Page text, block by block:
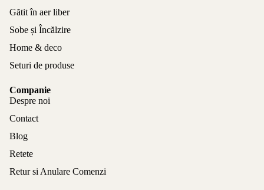
Gătit în aer liber
Sobe și Încălzire
Home & deco
Seturi de produse
Companie
Despre noi
Contact
Blog
Retete
Retur si Anulare Comenzi